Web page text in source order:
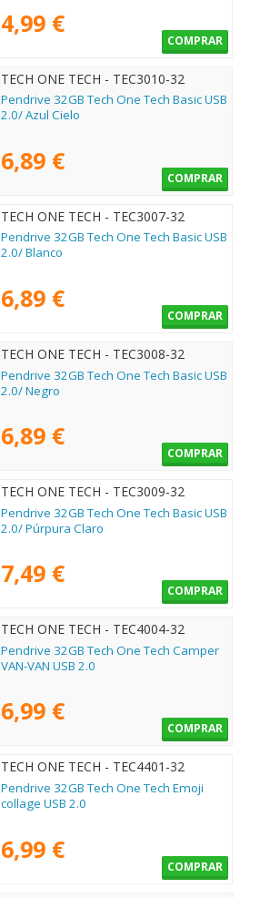
4,99 €
COMPRAR
TECH ONE TECH - TEC3010-32
Pendrive 32GB Tech One Tech Basic USB
2.0/ Azul Cielo
6,89 €
COMPRAR
TECH ONE TECH - TEC3007-32
Pendrive 32GB Tech One Tech Basic USB
2.0/ Blanco
6,89 €
COMPRAR
TECH ONE TECH - TEC3008-32
Pendrive 32GB Tech One Tech Basic USB
2.0/ Negro
6,89 €
COMPRAR
TECH ONE TECH - TEC3009-32
Pendrive 32GB Tech One Tech Basic USB
2.0/ Púrpura Claro
7,49 €
COMPRAR
TECH ONE TECH - TEC4004-32
Pendrive 32GB Tech One Tech Camper
VAN-VAN USB 2.0
6,99 €
COMPRAR
TECH ONE TECH - TEC4401-32
Pendrive 32GB Tech One Tech Emoji
collage USB 2.0
6,99 €
COMPRAR